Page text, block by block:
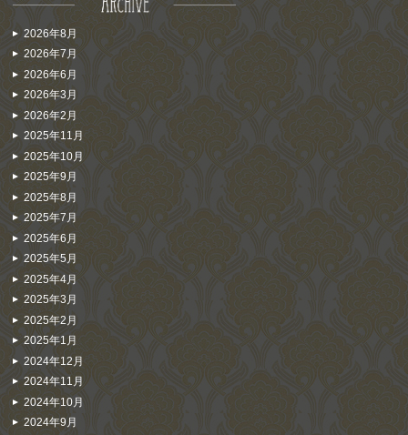
2026年8月
2026年7月
2026年6月
2026年3月
2026年2月
2025年11月
2025年10月
2025年9月
2025年8月
2025年7月
2025年6月
2025年5月
2025年4月
2025年3月
2025年2月
2025年1月
2024年12月
2024年11月
2024年10月
2024年9月